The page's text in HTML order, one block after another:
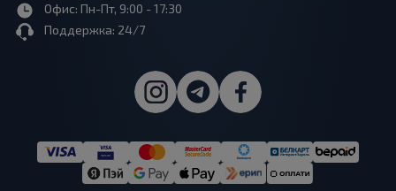
Офис: Пн-Пт, 9:00 - 17:30
Поддержка: 24/7